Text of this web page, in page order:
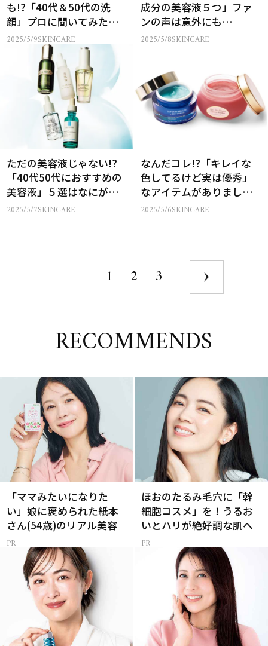
も!?「40代＆50代の洗
顔」プロに聞いてみた
ら…
2025/5/9SKINCARE
成分の美容液５つ」ファ
ンの声は意外にも…
2025/5/8SKINCARE
ただの美容液じゃない!?
「40代50代におすすめの
美容液」５選はなにがス
ゴい？
2025/5/7SKINCARE
なんだコレ!?「キレイな
色してるけど実は優秀」
なアイテムがありまし
た〜！
2025/5/6SKINCARE
1 2 3
RECOMMENDS
「ママみたいになりた
い」娘に褒められた紙本
さん(54歳)のリアル美容
ほおのたるみ毛穴に「幹
細胞コスメ」を！うるお
いとハリが絶好調な肌へ